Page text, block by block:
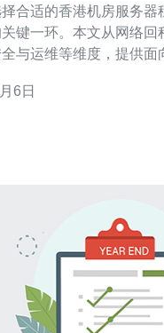
合适的香港机房服务器
键一环。本文从网络回
与运维等维度，提供面
用户体验与稳定性。 评估海外访问
6日